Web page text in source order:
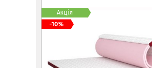
Акція
-10%